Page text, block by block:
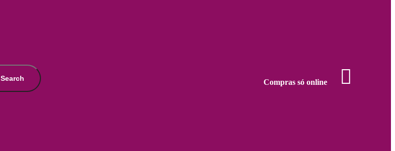
Search Compras só online